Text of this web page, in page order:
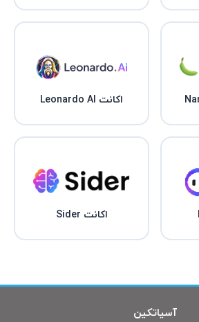
اکانت Leonardo AI
اکانت Sider
آسیاتکین